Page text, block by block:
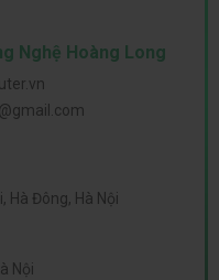
Nghệ Hoàng Long
Hà Đông, Hà Nội
Nội